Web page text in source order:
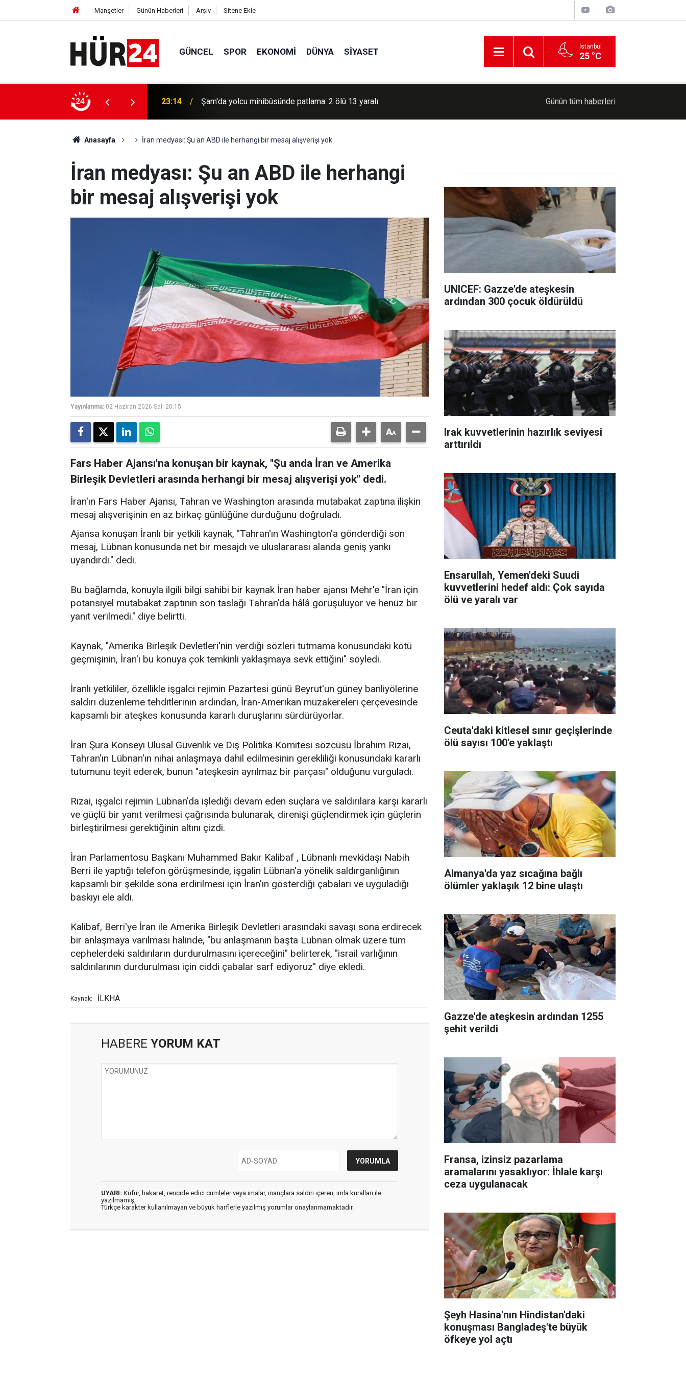
Manşetler Günün Haberleri Arşiv Sitene Ekle
GÜNCEL SPOR EKONOMI DÜNYA SIYASET İstanbul
25 °C
24
300 çocuk öldürüldü 23:14 Şam'da yolcu minibüsünde patlama: 2 ölü 13 yaralı Irak kuvvetlerinin hazırlık seviyesi arttırıldı
Günün tüm haberleri
Anasayfa İran medyası: Şu an ABD ile herhangi bir mesaj alışverişi yok
İran medyası: Şu an ABD ile herhangi
bir mesaj alışverişi yok
Yayınlanma: 02 Haziran 2026 Salı 20:15
Fars Haber Ajansı'na konuşan bir kaynak, "Şu anda İran ve Amerika
Birleşik Devletleri arasında herhangi bir mesaj alışverişi yok" dedi.
İran'ın Fars Haber Ajansı, Tahran ve Washington arasında mutabakat zaptına ilişkin
mesaj alışverişinin en az birkaç günlüğüne durduğunu doğruladı.
Ajansa konuşan İranlı bir yetkili kaynak, "Tahran'ın Washington'a gönderdiği son
mesaj, Lübnan konusunda net bir mesajdı ve uluslararası alanda geniş yankı
uyandırdı." dedi.
Bu bağlamda, konuyla ilgili bilgi sahibi bir kaynak İran haber ajansı Mehr'e "İran için
potansiyel mutabakat zaptının son taslağı Tahran'da hâlâ görüşülüyor ve henüz bir
yanıt verilmedi." diye belirtti.
Kaynak, "Amerika Birleşik Devletleri'nin verdiği sözleri tutmama konusundaki kötü
geçmişinin, İran'ı bu konuya çok temkinli yaklaşmaya sevk ettiğini" söyledi.
İranlı yetkililer, özellikle işgalci rejimin Pazartesi günü Beyrut'un güney banliyölerine
saldırı düzenleme tehditlerinin ardından, İran-Amerikan müzakereleri çerçevesinde
kapsamlı bir ateşkes konusunda kararlı duruşlarını sürdürüyorlar.
İran Şura Konseyi Ulusal Güvenlik ve Dış Politika Komitesi sözcüsü İbrahim Rızai,
Tahran'ın Lübnan'ın nihai anlaşmaya dahil edilmesinin gerekliliği konusundaki kararlı
tutumunu teyit ederek, bunun "ateşkesin ayrılmaz bir parçası" olduğunu vurguladı.
Rızai, işgalci rejimin Lübnan'da işlediği devam eden suçlara ve saldırılara karşı kararlı
ve güçlü bir yanıt verilmesi çağrısında bulunarak, direnişi güçlendirmek için güçlerin
birleştirilmesi gerektiğinin altını çizdi.
İran Parlamentosu Başkanı Muhammed Bakır Kalibaf , Lübnanlı mevkidaşı Nabih
Berri ile yaptığı telefon görüşmesinde, işgalin Lübnan'a yönelik saldırganlığının
kapsamlı bir şekilde sona erdirilmesi için İran'ın gösterdiği çabaları ve uyguladığı
baskıyı ele aldı.
Kalibaf, Berri'ye İran ile Amerika Birleşik Devletleri arasındaki savaşı sona erdirecek
bir anlaşmaya varılması halinde, "bu anlaşmanın başta Lübnan olmak üzere tüm
cephelerdeki saldırıların durdurulmasını içereceğini" belirterek, "israil varlığının
saldırılarının durdurulması için ciddi çabalar sarf ediyoruz" diye ekledi.
Kaynak: İLKHA
HABERE YORUM KAT
UYARI: Küfür, hakaret, rencide edici cümleler veya imalar, inançlara saldırı içeren, imla kuralları ile
yazılmamış,
Türkçe karakter kullanılmayan ve büyük harflerle yazılmış yorumlar onaylanmamaktadır.
UNICEF: Gazze'de ateşkesin
ardından 300 çocuk öldürüldü
Irak kuvvetlerinin hazırlık seviyesi
arttırıldı
Ensarullah, Yemen'deki Suudi
kuvvetlerini hedef aldı: Çok sayıda
ölü ve yaralı var
Ceuta'daki kitlesel sınır geçişlerinde
ölü sayısı 100'e yaklaştı
Almanya'da yaz sıcağına bağlı
ölümler yaklaşık 12 bine ulaştı
Gazze'de ateşkesin ardından 1255
şehit verildi
Fransa, izinsiz pazarlama
aramalarını yasaklıyor: İhlale karşı
ceza uygulanacak
Şeyh Hasina'nın Hindistan'daki
konuşması Bangladeş'te büyük
öfkeye yol açtı